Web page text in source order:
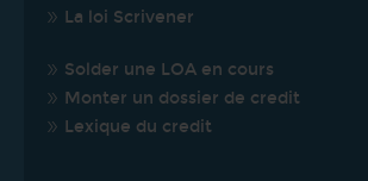
La loi Scrivener
Solder une LOA en cours
Monter un dossier de credit
Lexique du credit